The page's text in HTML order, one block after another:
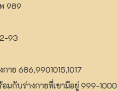
989
93
ย 686,9901015,1017
กับร่างกายที่เขามีอยู่ 999-1000